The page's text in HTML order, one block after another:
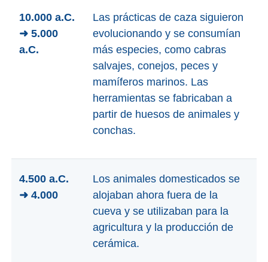
10.000 a.C.
➜ 5.000
a.C.
Las prácticas de caza siguieron
evolucionando y se consumían
más especies, como cabras
salvajes, conejos, peces y
mamíferos marinos. Las
herramientas se fabricaban a
partir de huesos de animales y
conchas.
4.500 a.C.
➜ 4.000
Los animales domesticados se
alojaban ahora fuera de la
cueva y se utilizaban para la
agricultura y la producción de
cerámica.